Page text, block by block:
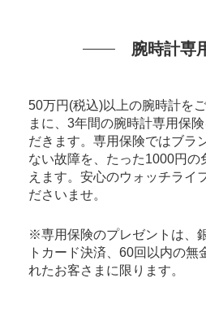
腕時計専
50万円(税込)以上の腕時計を
まに、3年間の腕時計専用保
だきます。専用保険ではブラ
ない故障を、たった1000円の
えます。安心のウォッチライ
ださいませ。
※専用保険のプレゼントは、
トカード決済、60回以内の無
れたお客さまに限ります。